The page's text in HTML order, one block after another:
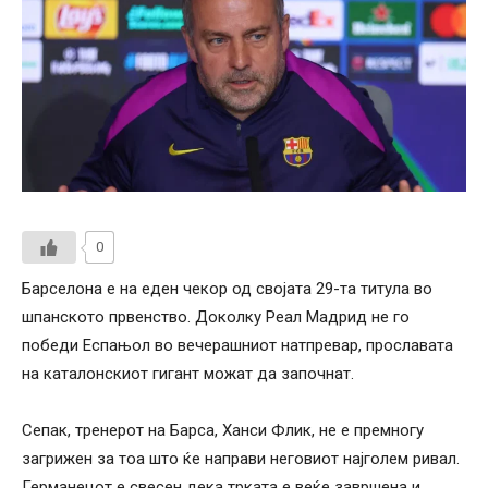
0
Барселона е на еден чекор од својата 29-та титула во
шпанското првенство. Доколку Реал Мадрид не го
победи Еспањол во вечерашниот натпревар, прославата
на каталонскиот гигант можат да започнат.
Сепак, тренерот на Барса, Ханси Флик, не е премногу
загрижен за тоа што ќе направи неговиот најголем ривал.